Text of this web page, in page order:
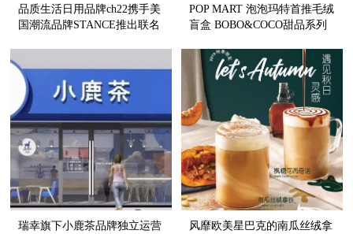
品质生活日用品牌ch22携手美
国潮流品牌STANCE推出联名
POP MART 泡泡玛特首推毛绒
盲盒 BOBO&COCO甜品系列
瑞幸旗下小鹿茶品牌独立运营
风靡欧美星巴克的南瓜丝绒拿